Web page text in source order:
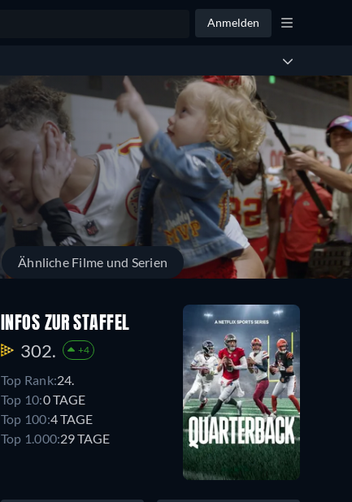
Anmelden
Ähnliche Filme und Serien
INFOS ZUR STAFFEL
302. +4
Top Rank:24.
Top 10:0 TAGE
Top 100:4 TAGE
Top 1.000:29 TAGE